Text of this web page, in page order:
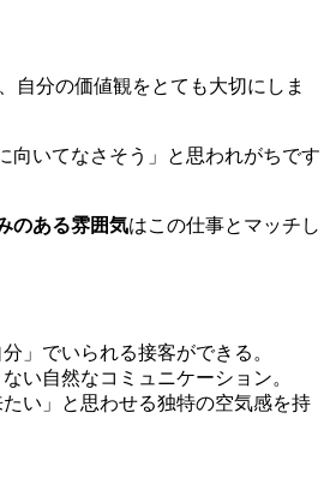
自分の価値観をとても大切にしま
向いてなさそう」と思われがちです
のある雰囲気はこの仕事とマッチし
」でいられる接客ができる。
い自然なコミュニケーション。
い」と思わせる独特の空気感を持